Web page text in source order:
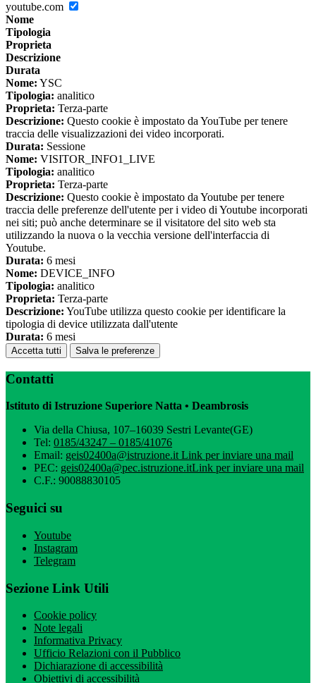
youtube.com
Nome
Tipologia
Proprieta
Descrizione
Durata
Nome: YSC
Tipologia: analitico
Proprieta: Terza-parte
Descrizione: Questo cookie è impostato da YouTube per tenere
traccia delle visualizzazioni dei video incorporati.
Durata: Sessione
Nome: VISITOR_INFO1_LIVE
Tipologia: analitico
Proprieta: Terza-parte
Descrizione: Questo cookie è impostato da Youtube per tenere
traccia delle preferenze dell'utente per i video di Youtube incorporati
nei siti; può anche determinare se il visitatore del sito web sta
utilizzando la nuova o la vecchia versione dell'interfaccia di
Youtube.
Durata: 6 mesi
Nome: DEVICE_INFO
Tipologia: analitico
Proprieta: Terza-parte
Descrizione: YouTube utilizza questo cookie per identificare la
tipologia di device utilizzata dall'utente
Durata: 6 mesi
Accetta tutti Salva le preferenze
Contatti
Istituto di Istruzione Superiore Natta • Deambrosis
Via della Chiusa, 107–16039 Sestri Levante(GE)
Tel: 0185/43247 – 0185/41076
Email: geis02400a@istruzione.itLink per inviare una mail
PEC: geis02400a@pec.istruzione.itLink per inviare una mail
C.F.: 90088830105
Seguici su
Youtube
Instagram
Telegram
Sezione Link Utili
Cookie policy
Note legali
Informativa Privacy
Ufficio Relazioni con il Pubblico
Dichiarazione di accessibilità
Obiettivi di accessibilità